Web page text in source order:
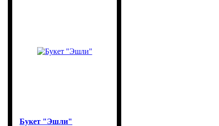
Букет "Эшли"